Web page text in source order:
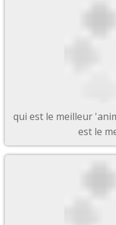
qui est le meilleur
est le